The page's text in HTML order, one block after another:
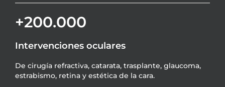
+200.000
Intervenciones oculares
De cirugía refractiva, catarata, trasplante, glaucoma,
estrabismo, retina y estética de la cara.